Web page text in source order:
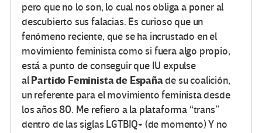
pero que no lo son, lo cual nos obliga a poner al
descubierto sus falacias. Es curioso que un
fenómeno reciente, que se ha incrustado en el
movimiento feminista como si fuera algo propio,
está a punto de conseguir que IU expulse
alPartido Feminista de Españade su coalición,
un referente para el movimiento feminista desde
los años 80. Me refiero a la plataforma “trans”
dentro de las siglas LGTBIQ+ (de momento) Y no